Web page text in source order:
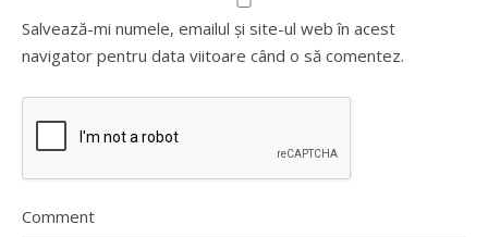
Salvează-mi numele, emailul și site-ul web în acest
navigator pentru data viitoare când o să comentez.
Comment